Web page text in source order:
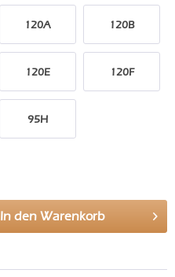
120A 120B
120E 120F
95H
In den Warenkorb